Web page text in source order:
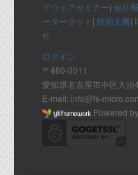
ドウェアセミナー| 会社
ーターヨット | 技術文書|
せ
ログイン
〒460-0011
愛知県名古屋市中区大須
E-mail: info@fs-
Powered by